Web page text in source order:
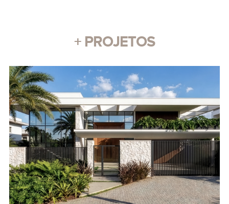
+ PROJETOS